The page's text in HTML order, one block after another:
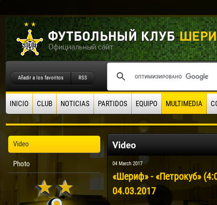
Añadir a los favoritos RSS
INICIO CLUB NOTICIAS PARTIDOS EQUIPO MULTIMEDIA
Video
Photo
Video
04 March 2017
«Шериф» - «Петрокуб»
04.03.2017